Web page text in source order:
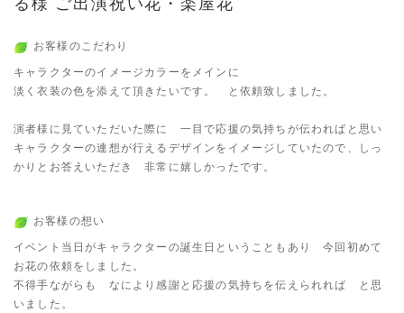
お客様のこだわり
キャラクターのイメージカラーをメインに
淡く衣装の色を添えて頂きたいです。 と依頼致しました。
演者様に見ていただいた際に 一目で応援の気持ちが伝わればと思い
キャラクターの連想が行えるデザインをイメージしていたので、しっ
かりとお答えいただき 非常に嬉しかったです。
お客様の想い
イベント当日がキャラクターの誕生日ということもあり 今回初めて
お花の依頼をしました。
不得手ながらも なにより感謝と応援の気持ちを伝えられれば と思
いました。